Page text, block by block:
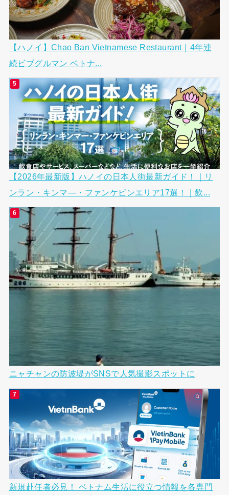
【ハノイ】Chao Ban Vietnamese Restaurant｜4年連
続ビブグルマン ベトナ...
【2026年最新版】ハノイの日本人街最新ガイド！｜リ
ンラン・キンマ―・ファンケビンエリア17選！｜飲...
ニャチャンの防波堤がSNSで人気撮影スポットに
新規赴任者必見！ ベトナム生活に役立つ情報を各専門